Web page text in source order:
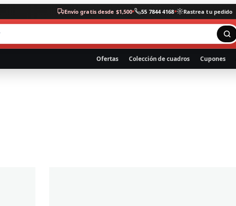
Envío gratis desde $1,500 55 7844 4168 Rastrea tu pedido
Ofertas Colección de cuadros Cupones